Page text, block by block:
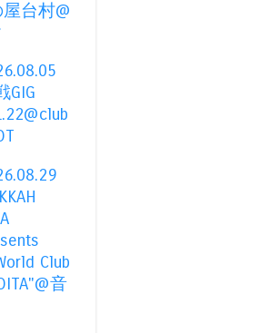
台村@
GIG
Club
音